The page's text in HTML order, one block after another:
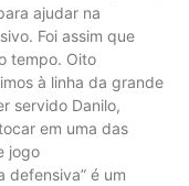
ajudar na
Foi assim que
tempo. Oito
à linha da grande
servido Danilo,
em uma das
jogo
defensiva” é um